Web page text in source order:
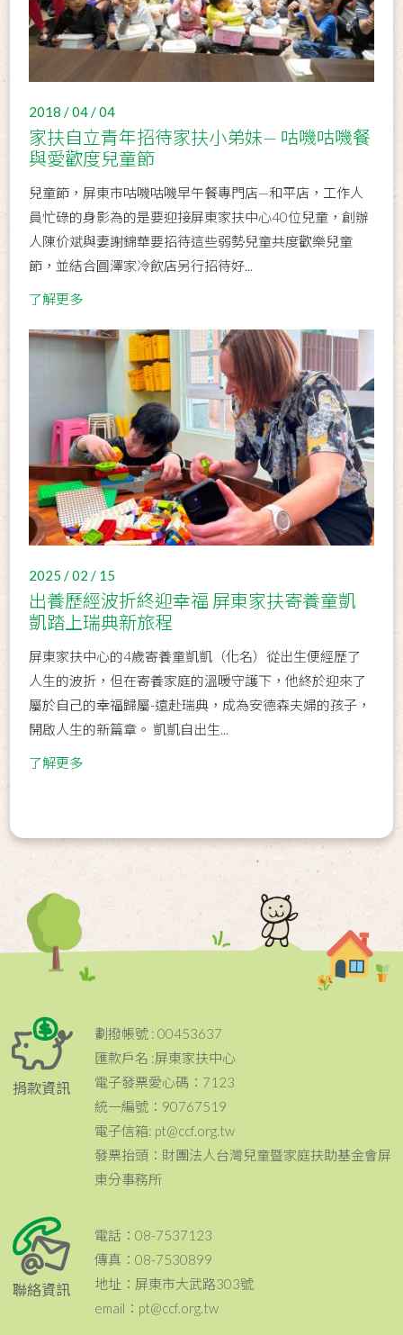
2018 / 04 / 04
家扶自立青年招待家扶小弟妹— 咕嘰咕嘰餐
與愛歡度兒童節
兒童節，屏東市咕嘰咕嘰早午餐專門店—和平店，工作人
員忙碌的身影為的是要迎接屏東家扶中心40位兒童，創辦
人陳价斌與妻謝錦華要招待這些弱勢兒童共度歡樂兒童
節，並結合圓澤家冷飲店另行招待好...
了解更多
2025 / 02 / 15
出養歷經波折終迎幸福 屏東家扶寄養童凱
凱踏上瑞典新旅程
屏東家扶中心的4歲寄養童凱凱（化名）從出生便經歷了
人生的波折，但在寄養家庭的溫暖守護下，他終於迎來了
屬於自己的幸福歸屬-遠赴瑞典，成為安德森夫婦的孩子，
開啟人生的新篇章。 凱凱自出生...
了解更多
捐款資訊
劃撥帳號 : 00453637
匯款戶名 :屏東家扶中心
電子發票愛心碼：7123
統一編號：90767519
電子信箱: pt@ccf.org.tw
發票抬頭：財團法人台灣兒童暨家庭扶助基金會屏
東分事務所
聯絡資訊
電話：08-7537123
傳真：08-7530899
地址：屏東市大武路303號
email：pt@ccf.org.tw